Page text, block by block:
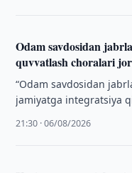
Odam savdosidan
quvvatlash choralari
“Odam savdosidan
jamiyatga integratsiya
to‘g‘risida”gi Prezident
21:30 · 06/08/2026